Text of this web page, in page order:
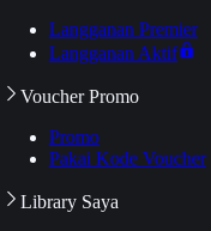
Langganan Premier
Langganan Aktif
Voucher Promo
Promo
Pakai Kode Voucher
Library Saya